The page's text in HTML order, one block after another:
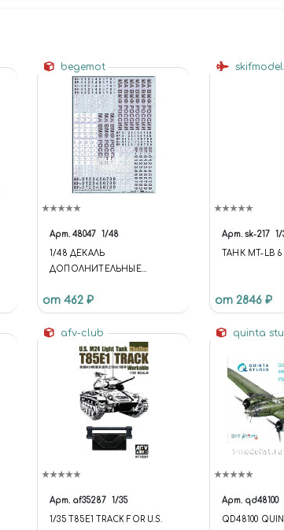
begemot
Арт. 48047 1/48
1/48 ДЕКАЛЬ
ДОПОЛНИТЕЛЬНЫЕ
ЗНАКИ МА ВМФ РОССИИ
(ОБРАЗЦА 2010 ГОДА)
от 462 ₽
Арт. sk-217 1/
ТАНК MT-LB 6
от 2846 ₽
afv-club
Арт. af35287 1/35
1/35 T85E1 TRACK FOR U.S.
quinta
Арт. qd48100
QD48100